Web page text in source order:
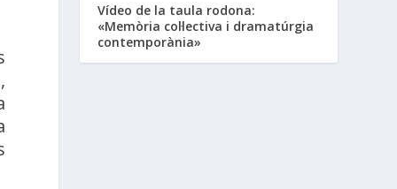
Vídeo de la taula rodona:
«Memòria col·lectiva i dramatúrgia
contemporània»